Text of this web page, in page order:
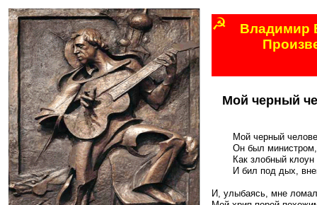
☭
Владимир